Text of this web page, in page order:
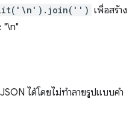
เพื่อสร้าง
"\n"
ได้โดยไม่ทำลายรูปแบบคำ